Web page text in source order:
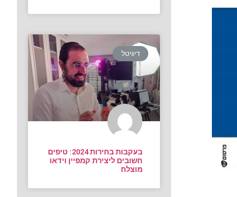
דיגיטל
בעקבות בחירות 2024: טיפים
חשובים ליצירת קמפיין וידאו
מוצלח